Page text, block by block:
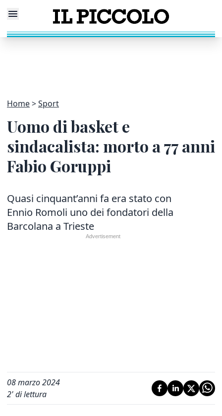
Home Sport
Uomo di basket e
sindacalista: morto a 77 anni
Fabio Goruppi
Quasi cinquant’anni fa era stato con
Ennio Romoli uno dei fondatori della
Barcolana a Trieste
08 marzo 2024
2' di lettura